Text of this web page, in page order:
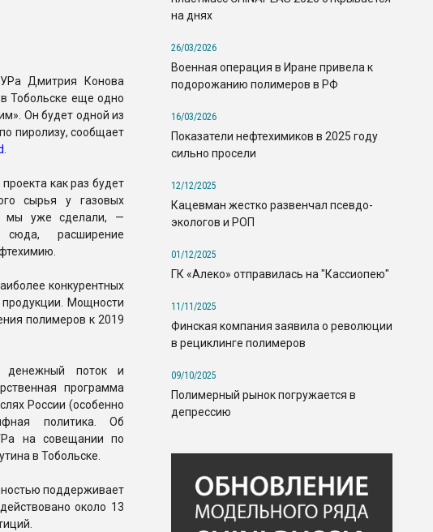
Дмитрия Конова
Тобольске еще одно
Он будет одной из
пиролизу, сообщает
.
как раз будет
сырья у газовых
мы уже сделали, —
сюда, расширение
конкурентных
Мощности
полимеров к 2019
денежный поток и
программа
России (особенно
политика. Об
на совещании по
в Тобольске.
поддерживает
около 13
на днях
26/03/2026
Военная операция в Иране привела к
подорожанию полимеров в РФ
16/03/2026
Показатели нефтехимиков в 2025 году
сильно просели
12/12/2025
Кацевман жестко развенчал псевдо-
экологов и РОП
01/12/2025
ГК «Алеко» отправилась на "Кассиопею"
11/11/2025
Финская компания заявила о революции
в рециклинге полимеров
09/10/2025
Полимерный рынок погружается в
депрессию